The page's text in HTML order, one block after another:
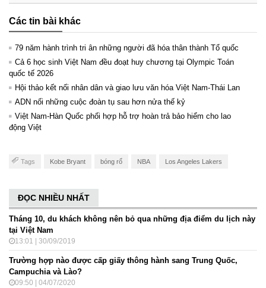
Các tin bài khác
79 năm hành trình tri ân những người đã hóa thân thành Tổ quốc
Cả 6 học sinh Việt Nam đều đoạt huy chương tại Olympic Toán
quốc tế 2026
Hội thảo kết nối nhân dân và giao lưu văn hóa Việt Nam-Thái Lan
ADN nối những cuộc đoàn tụ sau hơn nửa thế kỷ
Việt Nam-Hàn Quốc phối hợp hỗ trợ hoàn trả bảo hiểm cho lao
động Việt
Tags Kobe Bryant bóng rổ NBA Los Angeles Lakers
ĐỌC NHIỀU NHẤT
Tháng 10, du khách không nên bỏ qua những địa điểm du lịch này
tại Việt Nam
13:01 | 30/09/2019
Trường hợp nào được cấp giấy thông hành sang Trung Quốc,
Campuchia và Lào?
09:50 | 04/07/2020